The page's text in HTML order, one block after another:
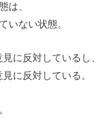
は、
いない状態。
に反対しているし、
に反対している。